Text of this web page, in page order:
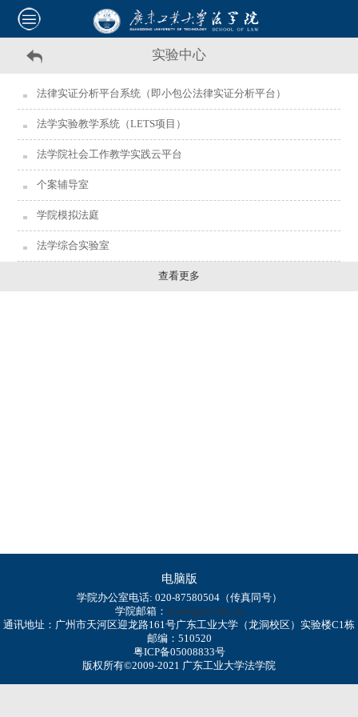
实验中心
法律实证分析平台系统（即小包公法律实证分析平台）
法学实验教学系统（LETS项目）
法学院社会工作教学实践云平台
个案辅导室
学院模拟法庭
法学综合实验室
查看更多
电脑版
学院办公室电话: 020-87580504（传真同号）
学院邮箱：
law@gdut.edu.cn
通讯地址：广州市天河区迎龙路161号广东工业大学（龙洞校区）实验楼C1栋
邮编：510520
粤ICP备05008833号
版权所有©2009-2021 广东工业大学法学院